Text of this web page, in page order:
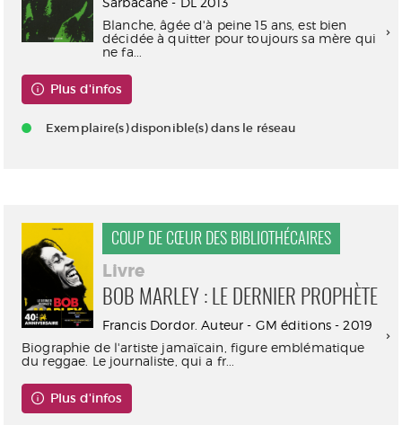
Blanche, âgée d'à peine 15 ans, est bien
décidée à quitter pour toujours sa mère qui
ne fa...
Plus d'infos
Exemplaire(s) disponible(s) dans le réseau
COUP DE CŒUR DES BIBLIOTHÉCAIRES
Livre
BOB MARLEY : LE DERNIER PROPHÈTE
Francis Dordor. Auteur - GM éditions - 2019
Biographie de l'artiste jamaïcain, figure emblématique
du reggae. Le journaliste, qui a fr...
Plus d'infos